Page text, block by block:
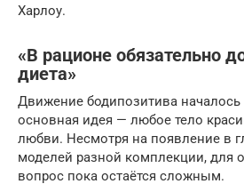
Харлоу.
«В рационе обязательно
диета»
Движение бодипозитива
основная идея — любое тело
любви. Несмотря на появление в
моделей разной комплекции, для
вопрос пока остаётся сложным.